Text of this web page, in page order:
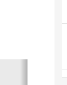
Siguiente